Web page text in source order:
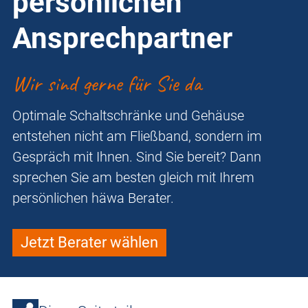
Ansprechpartner
Wir sind gerne für Sie da
Optimale Schaltschränke und Gehäuse
entstehen nicht am Fließband, sondern im
Gespräch mit Ihnen. Sind Sie bereit? Dann
sprechen Sie am besten gleich mit Ihrem
persönlichen häwa Berater.
Jetzt Berater wählen